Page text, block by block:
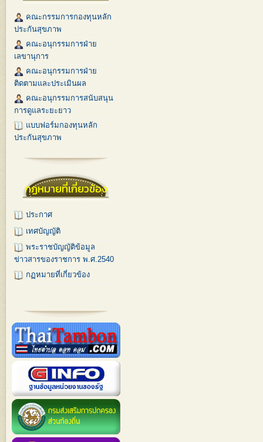
คณะกรรมการกองทุนหลัก
ประกันสุขภาพ
คณะอนุกรรมการฝ่าย
เลขานุการ
คณะอนุกรรมการฝ่าย
ติดตามและประเมินผล
คณะอนุกรรมการสนับสนุน
การดูแลระยะยาว
แบบฟอร์มกองทุนหลัก
ประกันสุขภาพ
กฏหมายที่เกี่ยวข้อง
ประกาศ
เทศบัญญัติ
พระราชบัญญัติข้อมูล
ข่าวสารของราชการ พ.ศ.2540
กฏหมายที่เกี่ยวข้อง